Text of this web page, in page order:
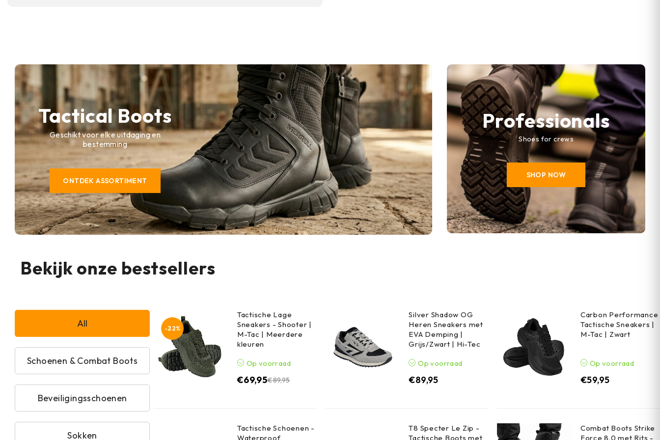
Tactical Boots
Geschikt voor elke uitdaging en
bestemming
ONTDEK ASSORTIMENT
Professionals
Shoes for crews
SHOP NOW
Bekijk onze bestsellers
All
Schoenen & Combat Boots
Beveiligingsschoenen
Sokken
-22%
Tactische Lage
Sneakers - Shooter |
M-Tac | Meerdere
kleuren
Op voorraad
€89,95
€69,95
Silver Shadow OG
Heren Sneakers met
EVA Demping |
Grijs/Zwart | Hi-Tec
Op voorraad
€89,95
Carbon Performance
Tactische Sneakers |
M-Tac | Zwart
Op voorraad
€59,95
Tactische Schoenen -
Waterproof,
T8 Specter Le Zip -
Tactische Boots met
Combat Boots Strike
Force 8.0 met Rits -